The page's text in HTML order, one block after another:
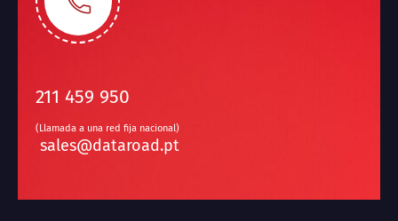
211 459 950
(Llamada a una red fija nacional)
sales@dataroad.pt